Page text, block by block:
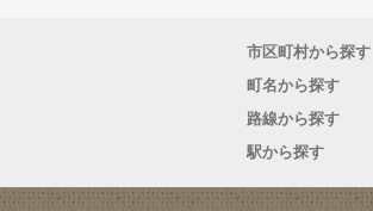
市区町村から探す
町名から探す
路線から探す
駅から探す